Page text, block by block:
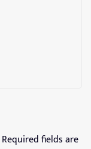
Required fields are